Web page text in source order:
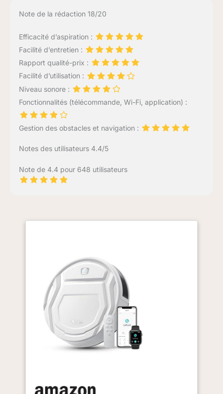
Note de la rédaction 18/20
Efficacité d’aspiration :
Facilité d’entretien :
Rapport qualité-prix :
Facilité d’utilisation :
Niveau sonore :
Fonctionnalités (télécommande, Wi-Fi, application) :
Gestion des obstacles et navigation :
Notes des utilisateurs 4.4/5
Note de 4.4 pour 648 utilisateurs